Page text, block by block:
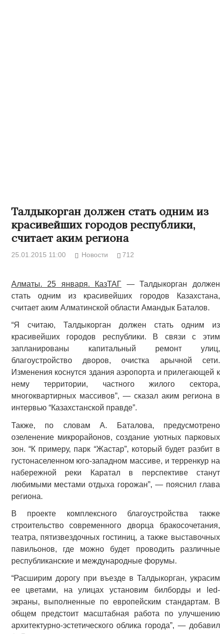
Талдыкорган должен стать одним из
красивейших городов республики,
считает аким региона
25.01.2015 11:00 Новости 712
Алматы. 25 января. КазТАГ — Талдыкорган должен
стать одним из красивейших городов Казахстана,
считает аким Алматинской области Амандык Баталов.
“Я считаю, Талдыкорган должен стать одним из
красивейших городов республики. В связи с этим
запланированы капитальный ремонт улиц,
благоустройство дворов, очистка арычной сети.
Изменения коснутся здания аэропорта и прилегающей к
нему территории, частного жилого сектора,
многоквартирных массивов”, — сказал аким региона в
интервью “Казахстанской правде”.
Также, по словам А. Баталова, предусмотрено
озеленение микрорайонов, создание уютных парковых
зон. “К примеру, парк “Жастар”, который будет разбит в
густонаселенном юго-западном массиве, и терренкур на
набережной реки Каратал в перспективе станут
любимыми местами отдыха горожан”, — пояснил глава
региона.
В проекте комплексного благоустройства также
строительство современного дворца бракосочетания,
театра, пятизвездочных гостиниц, а также выставочных
павильонов, где можно будет проводить различные
республиканские и международные форумы.
“Расширим дорогу при въезде в Талдыкорган, украсим
ее цветами, на улицах установим билборды и led-
экраны, выполненные по европейским стандартам. В
общем предстоит масштабная работа по улучшению
архитектурно-эстетического облика города”, — добавил